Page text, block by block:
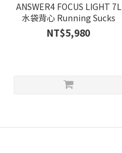
ANSWER4 FOCUS LIGHT 7L
水袋背心 Running Sucks
NT$5,980